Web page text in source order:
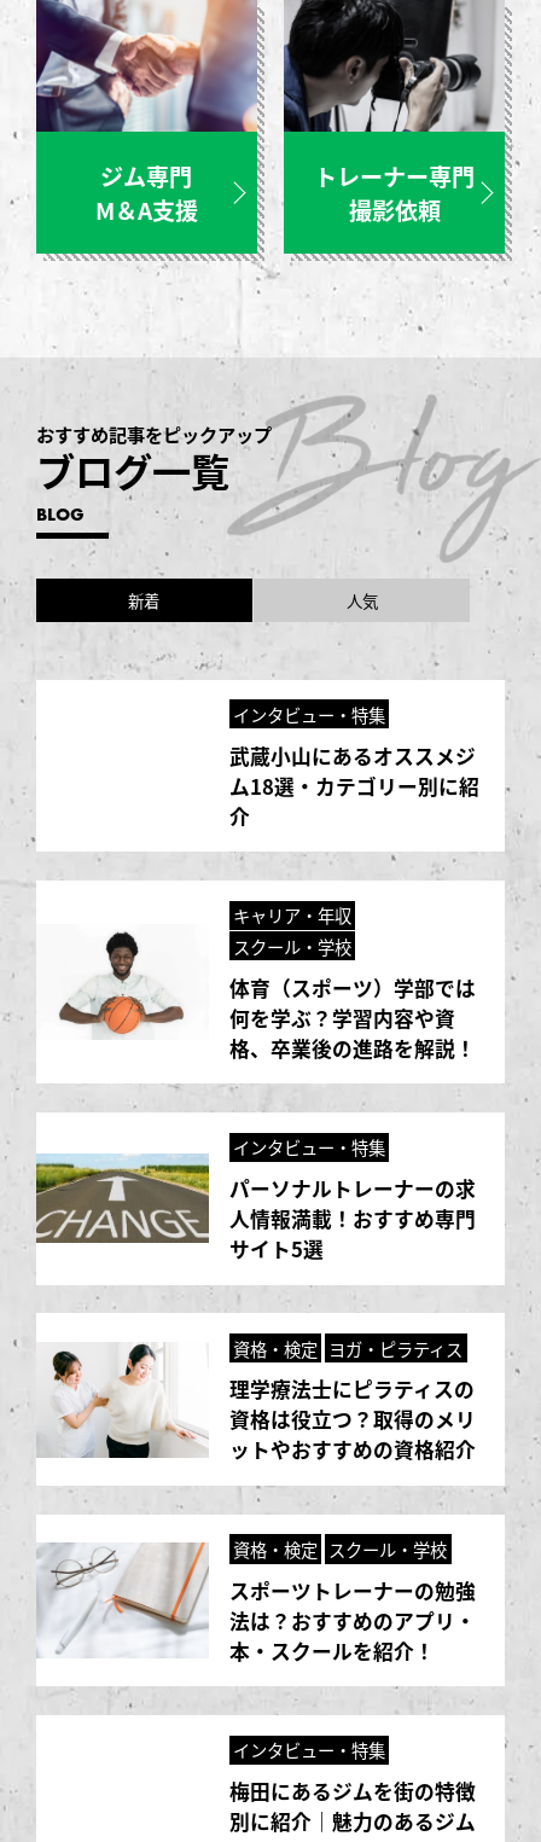
ジム専門
M＆A支援
トレーナー専門
撮影依頼
おすすめ記事をピックアップ
ブログ一覧
BLOG
新着 人気
インタビュー・特集
武蔵小山にあるオススメジ
ム18選・カテゴリー別に紹
介
キャリア・年収
スクール・学校
体育（スポーツ）学部では
何を学ぶ？学習内容や資
格、卒業後の進路を解説！
インタビュー・特集
パーソナルトレーナーの求
人情報満載！おすすめ専門
サイト5選
資格・検定 ヨガ・ピラティス
理学療法士にピラティスの
資格は役立つ？取得のメリ
ットやおすすめの資格紹介
資格・検定 スクール・学校
スポーツトレーナーの勉強
法は？おすすめのアプリ・
本・スクールを紹介！
インタビュー・特集
梅田にあるジムを街の特徴
別に紹介｜魅力のあるジム